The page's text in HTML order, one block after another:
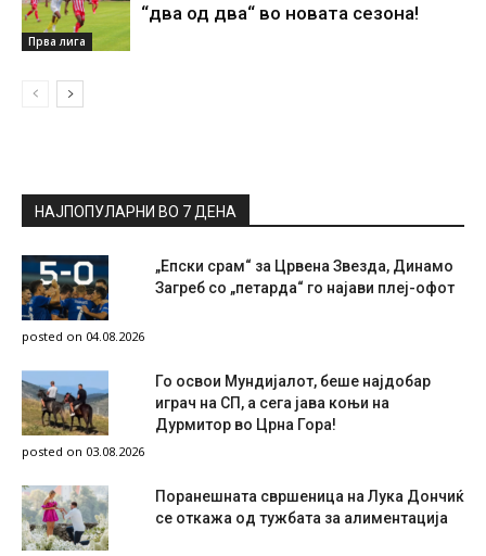
Прва лига
“два од два“ во новата сезона!
НАЈПОПУЛАРНИ ВО 7 ДЕНА
„Епски срам“ за Црвена Звезда, Динамо
Загреб со „петарда“ го најави плеј-офот
posted on 04.08.2026
Го освои Мундијалот, беше најдобар
играч на СП, а сега јава коњи на
Дурмитор во Црна Гора!
posted on 03.08.2026
Поранешната свршеница на Лука Дончиќ
се откажа од тужбата за алиментација